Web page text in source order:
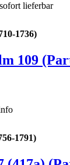
lieferbar
1736)
109
1791)